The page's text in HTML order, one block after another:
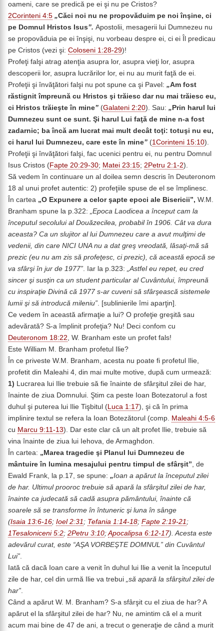
oameni, care se predică pe ei şi nu pe Cristos?
2Corinteni 4:5 „Căci noi nu ne propovăduim pe noi înşine, ci
pe Domnul Hristos Isus”. Apostolii, mesagerii lui Dumnezeu nu
se propovăduia pe ei înşişi, nu vorbeau despre ei, ci ei Îl predicau
pe Cristos (vezi şi: Coloseni 1:28-29)!
Profeţi falşi atrag atenţia asupra lor, asupra vieţi lor, asupra
descoperii lor, asupra lucrărilor lor, ei nu au murit faţă de ei.
Profeţii şi învăţători falşi nu pot spune ca şi Pavel: „Am fost
răstignit împreună cu Hristos şi trăiesc dar nu mai trăiesc eu,
ci Hristos trăieşte în mine” (Galateni 2:20). Sau: „ Prin harul lui
Dumnezeu sunt ce sunt. Şi harul Lui faţă de mine n-a fost
zadarnic; ba încă am lucrat mai mult decât toţi: totuşi nu eu,
ci harul lui Dumnezeu, care este în mine” (1Corinteni 15:10).
Profeţii şi învăţători falşi, fac ucenici pentru ei, nu pentru Domnul
Isus Cristos (Fapte 20:29-30; Matei 23:15; 2Petru 2:1-2).
Să vedem în continuare un al doilea semn descris în Deuteronom
18 al unui profet autentic: 2) profeţiile spuse de el se împlinesc.
În cartea „O Expunere a celor şapte epoci ale Bisericii”, W.M.
Branham spune la p.322: „Epoca Laodicea a început cam la
începutul secolului al Douăzecilea, probabil în 1906. Cât va dura
aceasta? Ca un slujitor al lui Dumnezeu care a avut mulţimi de
vedenii, din care NICI UNA nu a dat greş vreodată, lăsaţi-mă să
prezic (eu nu am zis să profeţesc, ci prezic), că această epocă se
va sfârşi în jur de 1977”. Iar la p.323: „Astfel eu repet, eu cred
sincer şi susţin ca un student particular al Cuvântului, împreună
cu inspiraţie Divină că 1977 s-ar cuveni să sfârşească sistemele
lumii şi să introducă mileniu”. [sublinierile îmi aparţin].
Ce vedem în această afirmaţie a lui? O profeţie greşită sau
adevărată? S-a împlinit profeţia? Nu! Deci confom cu
Deuteronom 18:22, W. Branham este un profet fals!
Este William M. Branham profetul Ilie?
În ce priveste W.M. Branham, acesta nu poate fi profetul Ilie,
profetit din Maleahi 4, din mai multe motive, după cum urmează:
1) Lucrarea lui Ilie trebuie să fie înainte de sfârşitul zilei de har,
înainte de ziua Domnului. Ştim ca peste Ioan Botezatorul a fost
duhul şi puterea lui Ilie Tişbitul (Luca 1:17), şi că în prima
implinire textul se refera la Ioan Botezătorul (comp. Maleahi 4:5-6
cu Marcu 9:11-13). Dar este clar că un alt profet Ilie, trebuie să
vina înainte de ziua lui Iehova, de Armaghdon.
În cartea: „Marea tragedie şi Planul lui Dumnezeu de
mântuire în lumina mesajului pentru timpul de sfârşit”, de
Ewald Frank, la p.17, se spune: „Ioan a apărut la începutul zilei
de har. Ultimul prooroc trebuie să apară la sfârşitul zilei de har,
înainte ca judecată să cadă asupra pământului, înainte că
soarele să se transforme în întuneric şi luna în sânge
(Isaia 13:6-16; Ioel 2:31; Tefania 1:14-18; Fapte 2:19-21;
1Tesaloniceni 5:2; 2Petru 3:10;Apocalipsa 6:12-17). Acesta este
adevărul curat, este “AŞA VORBEŞTE DOMNUL” din Cuvântul
Lui”.
Iată că dacă Ioan care a venit în duhul lui Ilie a venit la începutul
zile de har, cel din urmă Ilie va trebui „să apară la sfârşitul zilei de
har”.
Când a apărut W. M. Branham? S-a sfârşit cu el ziua de har? A
apărut el la sfârşitul zilei de har? Nu, ne amintim că el a murit
acum mai bine de 47 de ani, a trecut o generaţie de când a murit